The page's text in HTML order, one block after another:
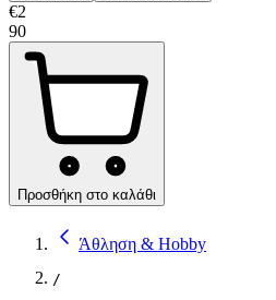
€2
90
Προσθήκη στο καλάθι
Άθληση & Hobby
/